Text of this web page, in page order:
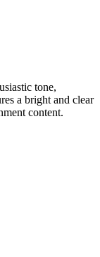
tone,
a bright and clear
content.